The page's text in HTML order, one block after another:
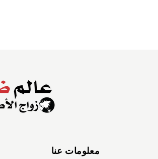
معلومات عنا